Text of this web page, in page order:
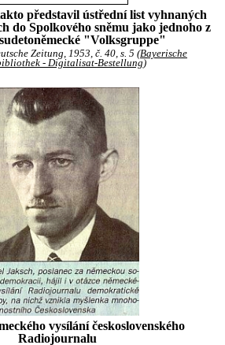
představil ústřední list vyhnaných
do Spolkového sněmu jako jednoho z
"Volksgruppe"
Zeitung, 1953, č. 40, s. 5 (Bayerische
- Digitalisat-Bestellung)
vysílání československého
Radiojournalu